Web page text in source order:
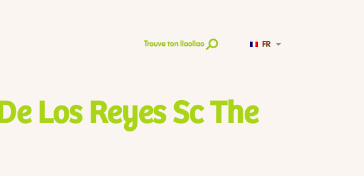
Trouve ton llaollao FR
Los Reyes Sc The